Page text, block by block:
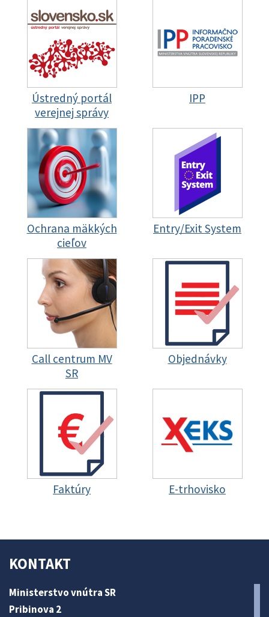
Ústredný portál
verejnej správy
IPP
Ochrana mäkkých
cieľov
Entry/Exit System
Call centrum MV
SR
Objednávky
Faktúry E-trhovisko
KONTAKT
Ministerstvo vnútra SR
Pribinova 2